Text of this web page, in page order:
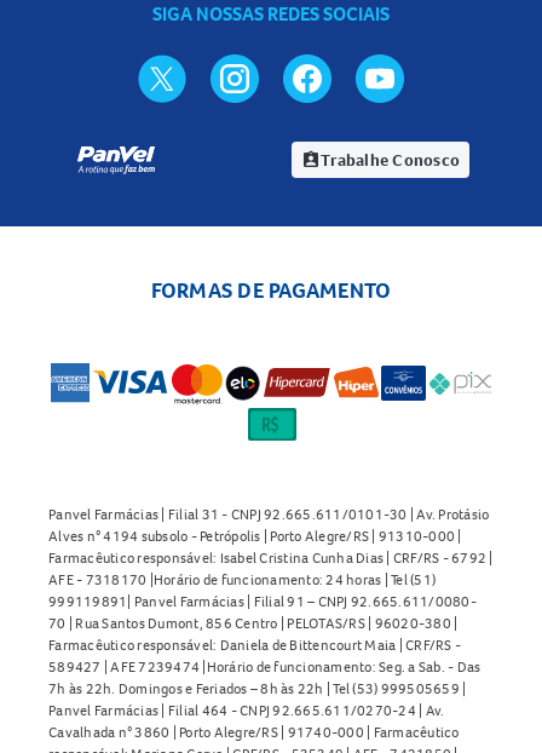
SIGA NOSSAS REDES SOCIAIS
assignment_indTrabalhe Conosco
FORMAS DE PAGAMENTO
Panvel Farmácias | Filial 31 - CNPJ 92.665.611/0101-30 | Av. Protásio
Alves n° 4194 subsolo - Petrópolis | Porto Alegre/RS | 91310-000 |
Farmacêutico responsável: Isabel Cristina Cunha Dias | CRF/RS - 6792 |
AFE - 7318170 |Horário de funcionamento: 24 horas | Tel (51)
999119891| Panvel Farmácias | Filial 91 – CNPJ 92.665.611/0080-
70 | Rua Santos Dumont, 856 Centro | PELOTAS/RS | 96020-380 |
Farmacêutico responsável: Daniela de Bittencourt Maia | CRF/RS -
589427 | AFE 7239474 |Horário de funcionamento: Seg. a Sab. - Das
7h às 22h. Domingos e Feriados – 8h às 22h | Tel (53) 999505659 |
Panvel Farmácias | Filial 464 - CNPJ 92.665.611/0270-24 | Av.
Cavalhada n° 3860 | Porto Alegre/RS | 91740-000 | Farmacêutico